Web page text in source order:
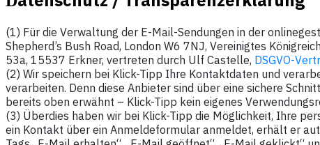
(1) Für die Verwaltung der E-Mail-Sendungen in der
Shepherd’s Bush Road, London W6 7NJ, Vereinigtes
53a, 15537 Erkner, vertreten durch Ulf Castelle, DSGVO-
(2) Wir speichern bei Klick-Tipp Ihre Kontaktdaten und
verarbeiten. Denn diese Anbieter sind über eine sichere
bereits oben erwähnt – Klick-Tipp kein eigenes
(3) Überdies haben wir bei Klick-Tipp die Möglichkeit, Ihre
ein Kontakt über ein Anmeldeformular anmeldet, erhält er